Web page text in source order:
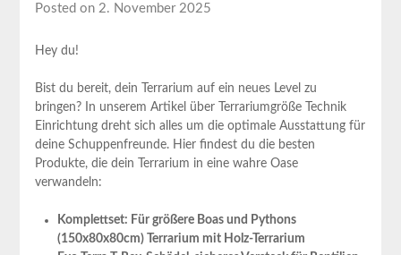
Posted on 2. November 2025
Hey du!
Bist du bereit, dein Terrarium auf ⁣ein ⁣neues Level zu
bringen? In unserem Artikel über Terrariumgröße⁤ Technik
Einrichtung dreht sich alles‍ um die optimale Ausstattung für
deine Schuppenfreunde. Hier findest du die ⁢besten‍
Produkte, die⁣ dein ​Terrarium in eine wahre ‍Oase
verwandeln:
Komplettset: Für größere Boas und Pythons
(150x80x80cm)‍ Terrarium mit ⁢Holz-Terrarium